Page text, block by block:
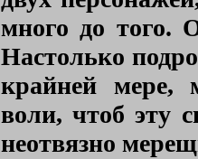
много до того.
Настолько
крайней мере,
воли, чтоб эту
неотвязно